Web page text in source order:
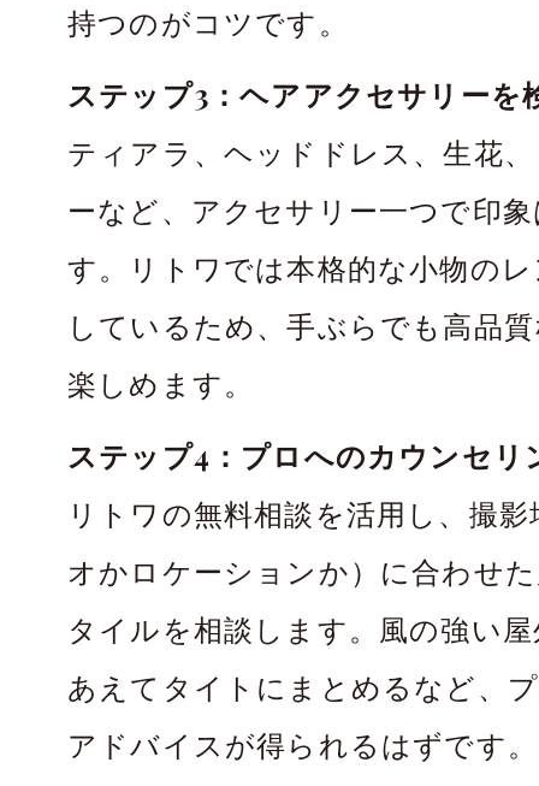
持つのがコツです。
ステップ3：ヘアアクセサリーを
ティアラ、ヘッドドレス、生花
ーなど、アクセサリー一つで印
す。リトワでは本格的な小物の
しているため、手ぶらでも高品
楽しめます。
ステップ4：プロへのカウンセリ
リトワの無料相談を活用し、撮
オかロケーションか）に合わせ
タイルを相談します。風の強い
あえてタイトにまとめるなど、
アドバイスが得られるはずです。